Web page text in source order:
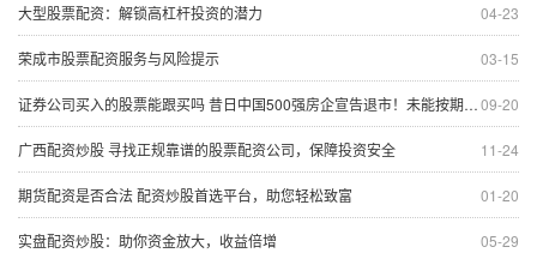
04-23
大型股票配资：解锁高杠杆投资的潜力
03-15
荣成市股票配资服务与风险提示
09-20
证券公司买入的股票能跟买吗 昔日中国500强房企宣告退市！未能按期支付债务累计逾百亿元
11-24
广西配资炒股 寻找正规靠谱的股票配资公司，保障投资安全
01-20
期货配资是否合法 配资炒股首选平台，助您轻松致富
05-29
实盘配资炒股：助你资金放大，收益倍增